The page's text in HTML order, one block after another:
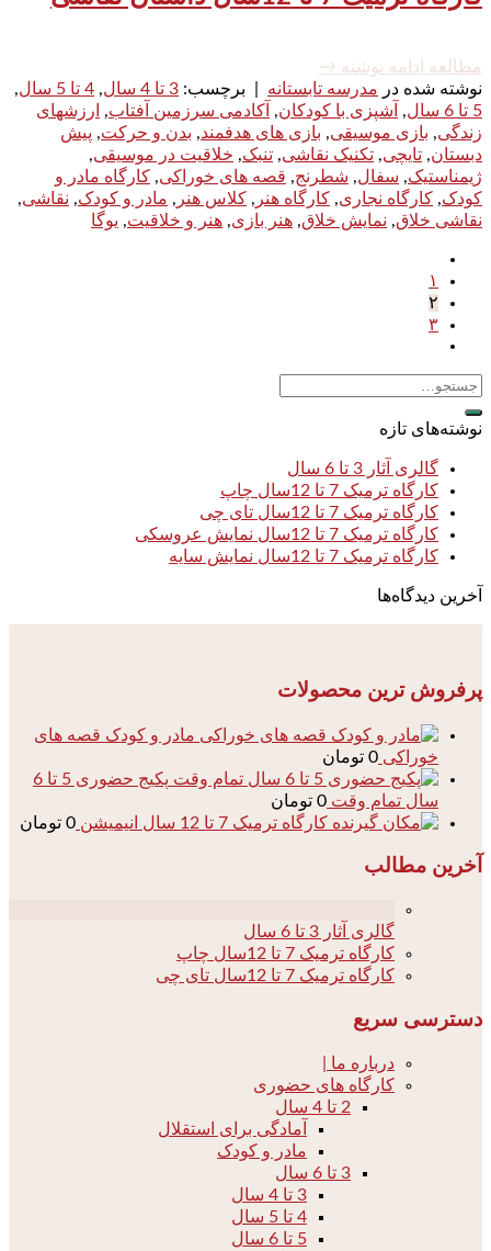
مطالعه ادامه نوشته →
نوشته شده در مدرسه تابستانه برچسب: 3 تا 4 سال , 4 تا 5 سال
,
5 تا 6 سال
, آشپزی با کودکان, آکادمی سرزمین آفتاب,
ارزشهای
زندگی, بازی موسیقی, بازی های هدفمند, بدن و حرکت, پیش
دبستان, تایچی, تکنیک نقاشی, تنبک, خلاقیت در موسیقی,
ژیمناستیک, سفال, شطرنج, قصه های خوراکی, کارگاه مادر و
کودک, کارگاه نجاری, کارگاه هنر , کلاس هنر , مادر و کودک, نقاشی,
نقاشی خلاق, نمایش خلاق, هنر بازی, هنر و خلاقیت, یوگا
۱
۲
۳
نوشته‌های تازه
گالری آثار 3 تا 6 سال
کارگاه ترمیک 7 تا 12سال چاپ
کارگاه ترمیک 7 تا 12سال تای چی
کارگاه ترمیک 7 تا 12سال نمایش عروسکی
کارگاه ترمیک 7 تا 12سال نمایش سایه
آخرین دیدگاه‌ها
پرفروش ترین محصولات
مادر و کودک قصه های
خوراکی 0 تومان
پکیج حضوری 5 تا 6
سال تمام وقت 0 تومان
کارگاه ترمیک 7 تا 12 سال انیمیشن
0 تومان
آخرین مطالب
گالری آثار 3 تا 6 سال
کارگاه ترمیک 7 تا 12سال چاپ
کارگاه ترمیک 7 تا 12سال تای چی
دسترسی سریع
درباره ما |
کارگاه های حضوری
2 تا 4 سال
آمادگی برای استقلال
مادر و کودک
3 تا 6 سال
3 تا 4 سال
4 تا 5 سال
5 تا 6 سال